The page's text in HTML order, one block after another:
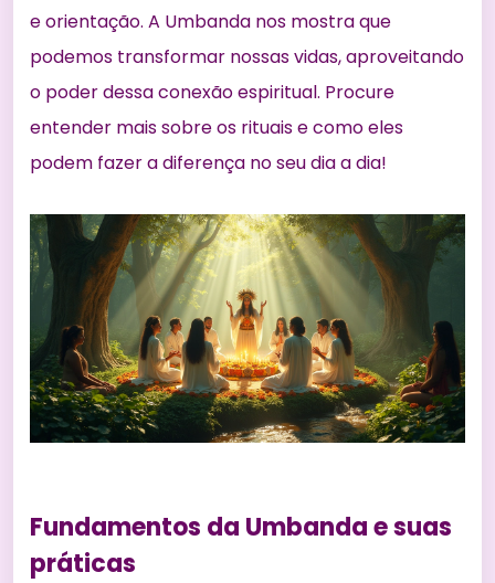
e orientação. A Umbanda nos mostra que
podemos transformar nossas vidas, aproveitando
o poder dessa conexão espiritual. Procure
entender mais sobre os rituais e como eles
podem fazer a diferença no seu dia a dia!
Fundamentos da Umbanda e suas
práticas